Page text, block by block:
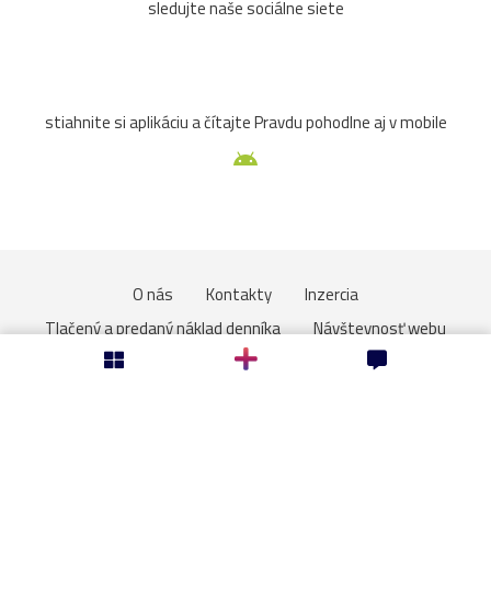
sledujte naše sociálne siete
stiahnite si aplikáciu a čítajte Pravdu pohodlne aj v mobile
O nás Kontakty
Inzercia
Tlačený a predaný náklad denníka
Návštevnosť webu
Súťaže
Ochrana osobných údajov